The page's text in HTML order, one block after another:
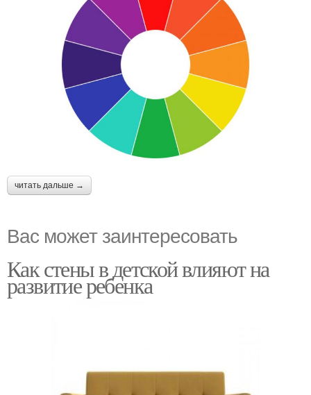
читать дальше →
Вас может заинтересовать
Как стены в детской влияют на
развитие ребенка